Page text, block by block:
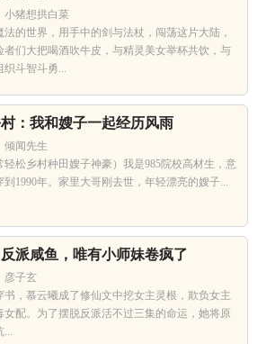
小猪想拱白菜
法的世界，用手中的剑与法杖，闯荡这片大陆，
者们大把喝酒吹牛皮，与精灵美女举杯共饮，与
织斗智斗勇...
：我和嫂子一起经历风雨
倾闻先生
轻松乡村种田嫂子神豪）我是985院校高材生，意
到1990年。家里大哥刚去世，年轻漂亮的嫂子...
派咸鱼，唯有小师妹卷疯了
彦子玄
书，慕云曦成了修仙文中挖女主灵根，欺负女主
女配。为了摆脱反派活不过三集的命运，她将原
...